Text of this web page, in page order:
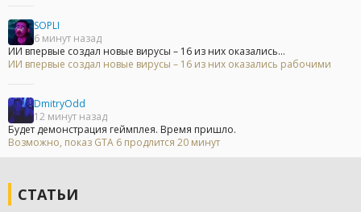
SOPLI
6 минут назад
ИИ впервые создал новые вирусы – 16 из них оказались...
ИИ впервые создал новые вирусы – 16 из них оказались рабочими
DmitryOdd
12 минут назад
Будет демонстрация геймплея. Время пришло.
Возможно, показ GTA 6 продлится 20 минут
СТАТЬИ